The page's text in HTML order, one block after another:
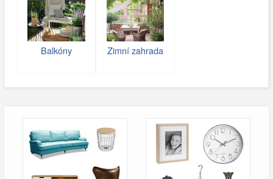
Balkóny Zimní zahrada